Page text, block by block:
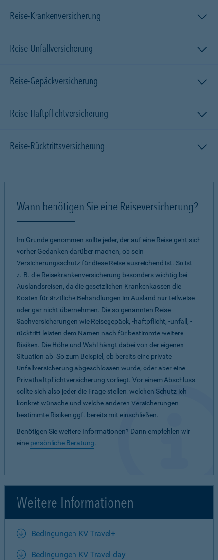
Reise-Krankenversicherung
Reise-Unfallversicherung
Reise-Gepäckversicherung
Reise-Haftpflichtversicherung
Reise-Rücktrittsversicherung
Wann benötigen Sie eine Reiseversicherung?
Im Grunde genommen sollte jeder, der auf eine Reise geht sich
vorher Gedanken darüber machen, ob sein
Versicherungsschutz für diese Reise ausreichend ist. So ist
z. B. die Reisekrankenversicherung besonders wichtig bei
Auslandsreisen, da die gesetzlichen Krankenkassen die
Kosten für ärztliche Behandlungen im Ausland nur teilweise
oder gar nicht übernehmen. Die so genannten Reise-
Sachversicherungen wie Reisegepäck, -haftpflicht, -unfall, -
rücktritt leisten dem Namen nach für bestimmte weitere
Risiken. Die Höhe und Wahl hängt dabei von der eigenen
Situation ab. So zum Beispiel, ob bereits eine private
Unfallversicherung abgeschlossen wurde, oder aber eine
Privathaftpflichtversicherung vorliegt. Vor einem Abschluss
sollte sich also jeder die Frage stellen, welchen Schutz ich
konkret wünsche und welche anderen Versicherungen
bestimmte Risiken ggf. bereits mit einschließen.
Benötigen Sie weitere Informationen? Dann empfehlen wir
eine persönliche Beratung.
Weitere Informationen
Bedingungen KV Travel+
Bedingungen KV Travel day